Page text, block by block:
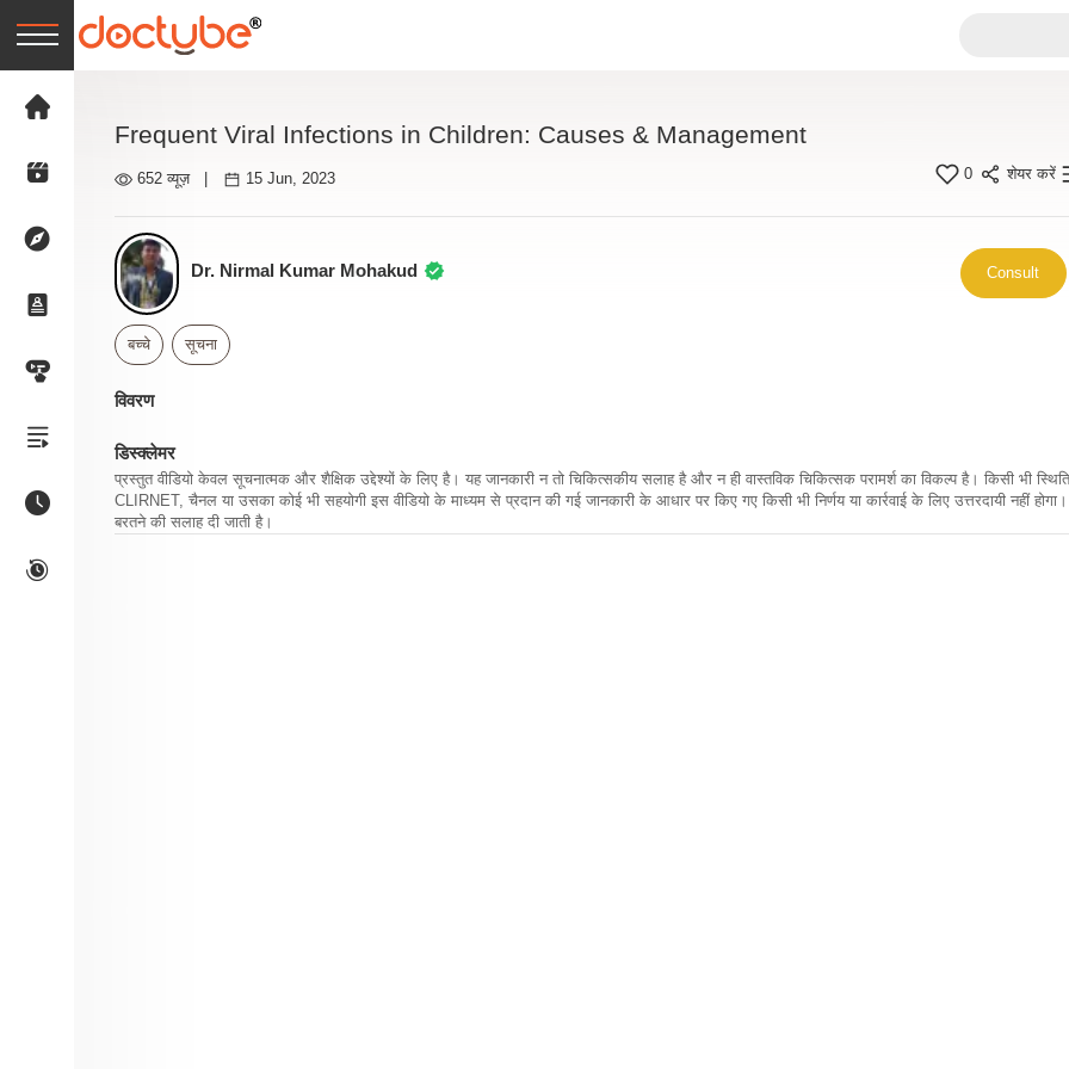
Frequent Viral Infections in Children: Causes & Management
652 व्यूज़ 15 Jun, 2023 0 शेयर करें
Dr. Nirmal Kumar Mohakud Consult
बच्चे सूचना
विवरण
डिस्क्लेमर
प्रस्तुत वीडियो केवल सूचनात्मक और शैक्षिक उद्देश्यों के लिए है। यह जानकारी न तो चिकित्सकीय सलाह है और न ही वास्तविक चिकित्सक परामर्श का विकल्प है। किसी भी
CLIRNET, चैनल या उसका कोई भी सहयोगी इस वीडियो के माध्यम से प्रदान की गई जानकारी के आधार पर किए गए किसी भी निर्णय या कार्रवाई के लिए उत्तरदायी नहीं होगा।
बरतने की सलाह दी जाती है।